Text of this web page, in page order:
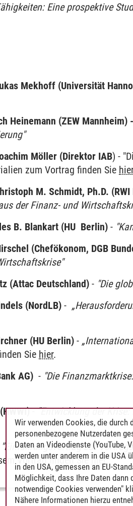
Eine prospektive
Mekhoff (Universität
Heinemann (ZEW Mannheim) -
Möller (Direktor IAB) -
zum Vortrag finden Sie
M. Schmidt, Ph.D.
der Finanz- und
B. Blankart (HU Berlin) -
(Chefökonom, DGB
(Attac Deutschland) - "Die
(NordLB) -
(HU Berlin) -
Sie hier.
AG) - "Die
-"Entwicklung der
"Einführungsvortrag zur
Vortrag finden Sie hier.
Wir verwenden Cookies, die
personenbezogene Nutzerdaten
Daten an Videodienste (YouTube,
werden unter anderem in die USA
in den USA, gemessen an EU-
Möglichkeit, dass Ihre Daten dann
notwendige Cookies verwenden"
Nähere Informationen hierzu